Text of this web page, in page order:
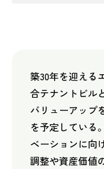
築30年を迎える
合テナントビル
バリューアップ
を予定している
ベーションに向
調整や資産価値